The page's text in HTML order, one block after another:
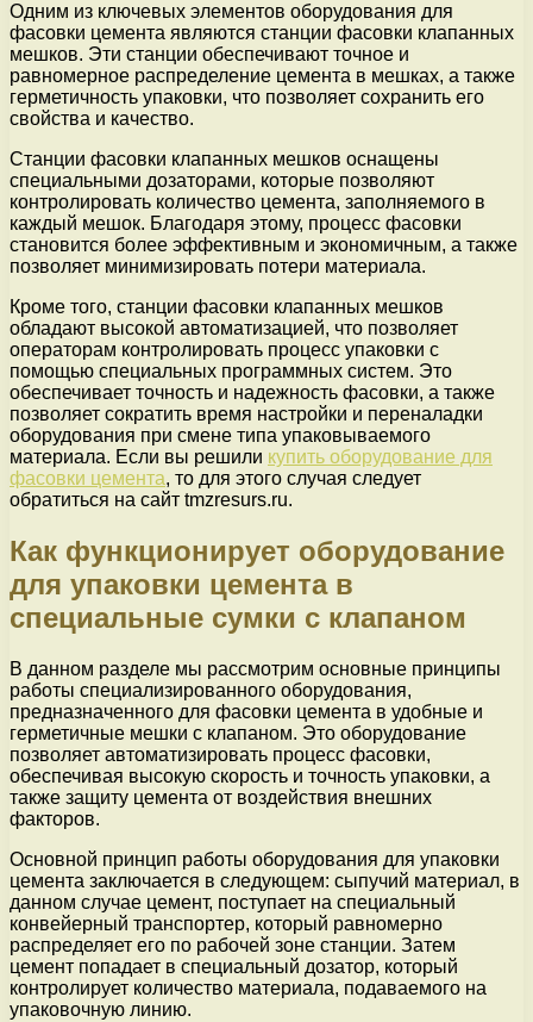
Одним из ключевых элементов оборудования для
фасовки цемента являются станции фасовки клапанных
мешков. Эти станции обеспечивают точное и
равномерное распределение цемента в мешках, а также
герметичность упаковки, что позволяет сохранить его
свойства и качество.
Станции фасовки клапанных мешков оснащены
специальными дозаторами, которые позволяют
контролировать количество цемента, заполняемого в
каждый мешок. Благодаря этому, процесс фасовки
становится более эффективным и экономичным, а также
позволяет минимизировать потери материала.
Кроме того, станции фасовки клапанных мешков
обладают высокой автоматизацией, что позволяет
операторам контролировать процесс упаковки с
помощью специальных программных систем. Это
обеспечивает точность и надежность фасовки, а также
позволяет сократить время настройки и переналадки
оборудования при смене типа упаковываемого
материала. Если вы решили купить оборудование для
фасовки цемента, то для этого случая следует
обратиться на сайт tmzresurs.ru.
Как функционирует оборудование
для упаковки цемента в
специальные сумки с клапаном
В данном разделе мы рассмотрим основные принципы
работы специализированного оборудования,
предназначенного для фасовки цемента в удобные и
герметичные мешки с клапаном. Это оборудование
позволяет автоматизировать процесс фасовки,
обеспечивая высокую скорость и точность упаковки, а
также защиту цемента от воздействия внешних
факторов.
Основной принцип работы оборудования для упаковки
цемента заключается в следующем: сыпучий материал, в
данном случае цемент, поступает на специальный
конвейерный транспортер, который равномерно
распределяет его по рабочей зоне станции. Затем
цемент попадает в специальный дозатор, который
контролирует количество материала, подаваемого на
упаковочную линию.